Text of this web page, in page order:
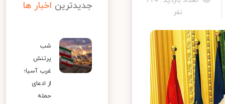
نفر
جدیدترین اخبار ها
شب
پرتنش
غرب آسیا؛
از ادعای
حمله